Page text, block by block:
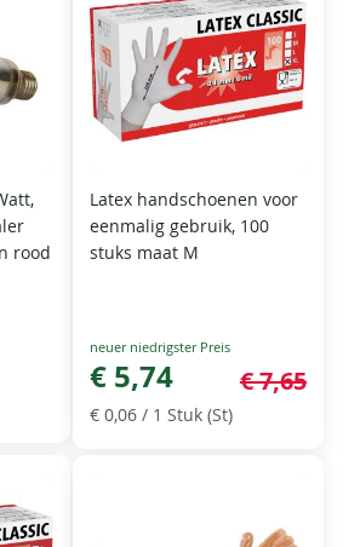
rood
Latex handschoenen voor
eenmalig gebruik, 100
stuks maat M
Special
Price
€ 5,74 € 7,65
€ 0,06 / 1 Stuk (St)